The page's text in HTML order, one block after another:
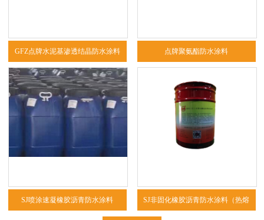
GFZ点牌水泥基渗透结晶防水涂料 点牌聚氨酯防水涂料
SJ喷涂速凝橡胶沥青防水涂料 SJ非固化橡胶沥青防水涂料（热熔